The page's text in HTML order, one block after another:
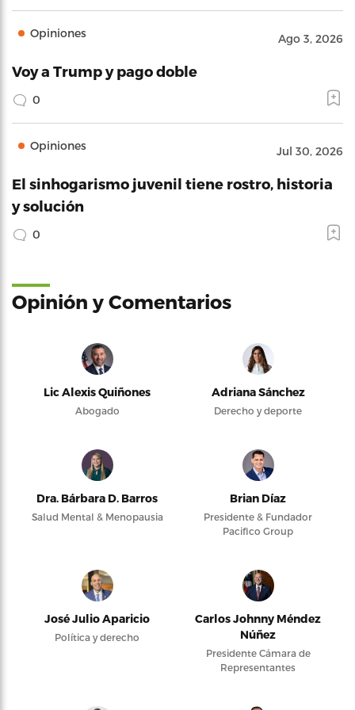
Opiniones Ago 3, 2026
Voy a Trump y pago doble
0
Opiniones Jul 30, 2026
El sinhogarismo juvenil tiene rostro, historia
y solución
0
Opinión y Comentarios
Lic Alexis Quiñones
Abogado
Adriana Sánchez
Derecho y deporte
Dra. Bárbara D. Barros
Salud Mental & Menopausia
Brian Díaz
Presidente & Fundador
Pacifico Group
José Julio Aparicio
Política y derecho
Carlos Johnny Méndez
Núñez
Presidente Cámara de
Representantes